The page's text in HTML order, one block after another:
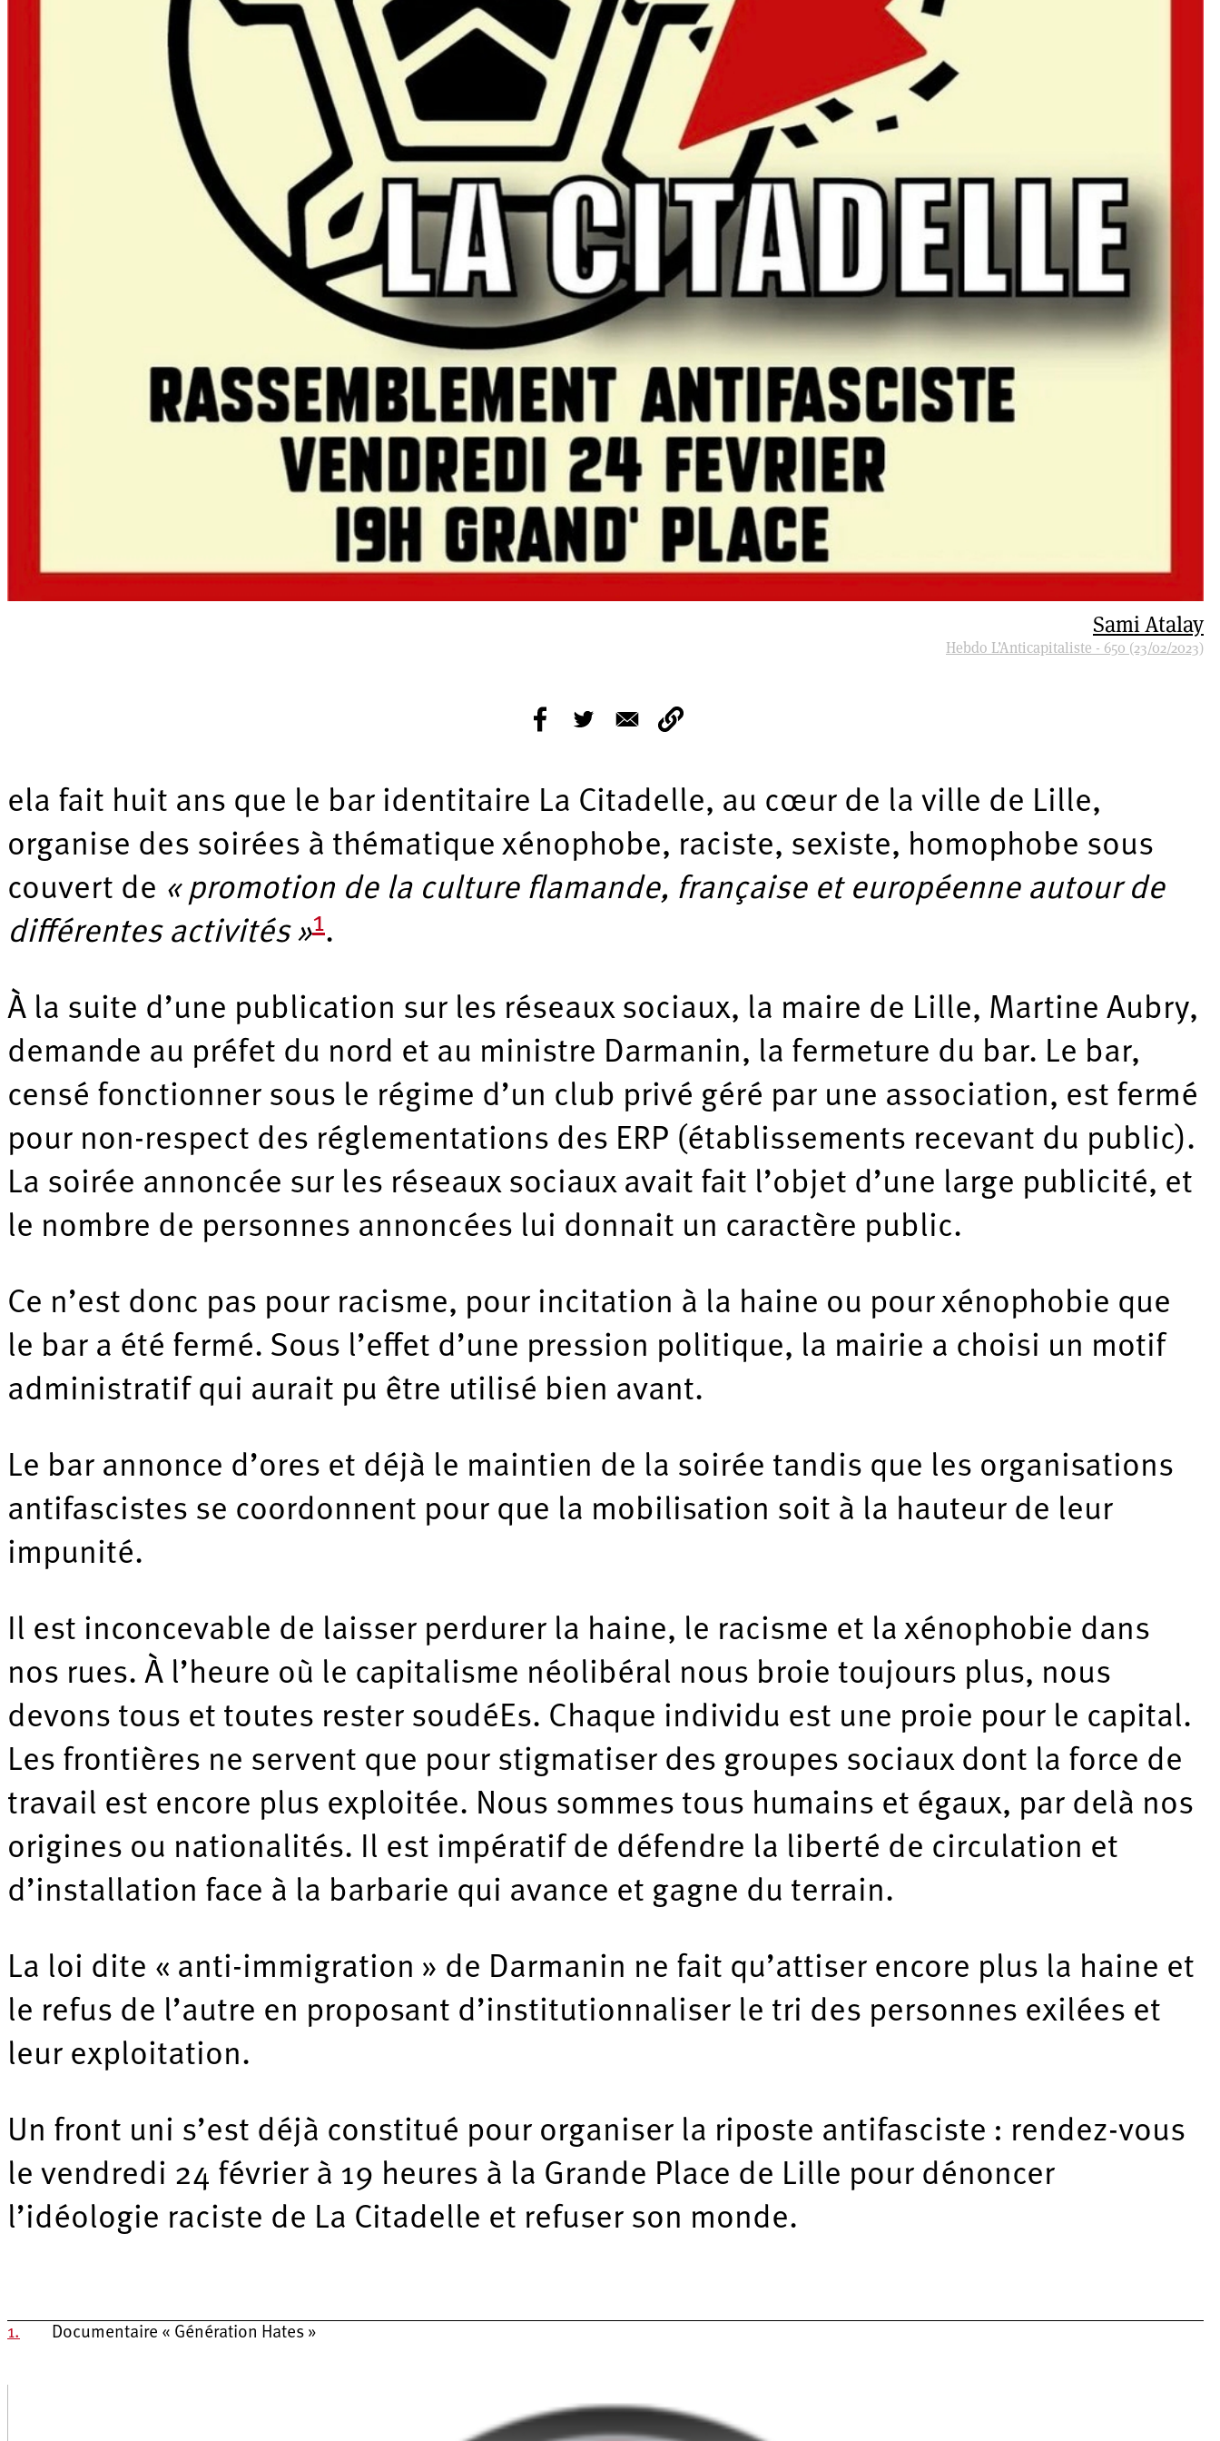
Sami Atalay
Hebdo L’Anticapitaliste - 650 (23/02/2023)
ela fait huit ans que le bar identitaire La Citadelle, au cœur de la ville de Lille,
organise des soirées à thématique xénophobe, raciste, sexiste, homophobe sous
couvert de « promotion de la culture flamande, française et européenne autour de
différentes activités »1.
À la suite d’une publication sur les réseaux sociaux, la maire de Lille, Martine Aubry,
demande au préfet du nord et au ministre Darmanin, la fermeture du bar. Le bar,
censé fonctionner sous le régime d’un club privé géré par une association, est fermé
pour non-respect des réglementations des ERP (établissements recevant du public).
La soirée annoncée sur les réseaux sociaux avait fait l’objet d’une large publicité, et
le nombre de personnes annoncées lui donnait un caractère public.
Ce n’est donc pas pour racisme, pour incitation à la haine ou pour xénophobie que
le bar a été fermé. Sous l’effet d’une pression politique, la mairie a choisi un motif
administratif qui aurait pu être utilisé bien avant.
Le bar annonce d’ores et déjà le maintien de la soirée tandis que les organisations
antifascistes se coordonnent pour que la mobilisation soit à la hauteur de leur
impunité.
Il est inconcevable de laisser perdurer la haine, le racisme et la xénophobie dans
nos rues. À l’heure où le capitalisme néolibéral nous broie toujours plus, nous
devons tous et toutes rester soudéEs. Chaque individu est une proie pour le capital.
Les frontières ne servent que pour stigmatiser des groupes sociaux dont la force de
travail est encore plus exploitée. Nous sommes tous humains et égaux, par delà nos
origines ou nationalités. Il est impératif de défendre la liberté de circulation et
d’installation face à la barbarie qui avance et gagne du terrain.
La loi dite « anti-immigration » de Darmanin ne fait qu’attiser encore plus la haine et
le refus de l’autre en proposant d’institutionnaliser le tri des personnes exilées et
leur exploitation.
Un front uni s’est déjà constitué pour organiser la riposte antifasciste : rendez-vous
le vendredi 24 février à 19 heures à la Grande Place de Lille pour dénoncer
l’idéologie raciste de La Citadelle et refuser son monde.
1. Documentaire « Génération Hates »